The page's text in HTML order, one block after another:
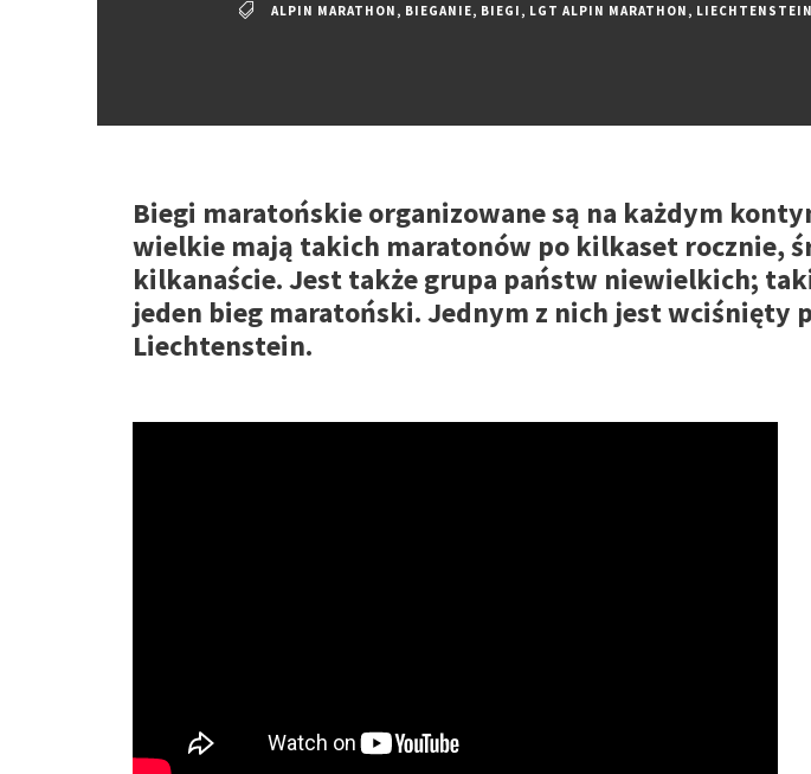
ALPIN MARATHON , BIEGANIE, BIEGI , LGT ALPIN MARATHON , LIECHTENSTEIN
Biegi maratońskie organizowane są na każdym
wielkie mają takich maratonów po kilkaset rocznie,
kilkanaście. Jest także grupa państw niewielkich;
jeden bieg maratoński. Jednym z nich jest
Liechtenstein.